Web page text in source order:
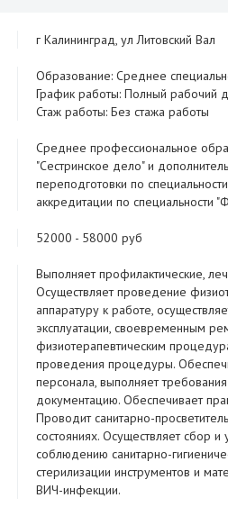
г Калининград, ул Литовский Вал
Образование: Среднее
График работы: Полный рабочий
Стаж работы: Без стажа работы
Среднее профессиональное
"Сестринское дело" и
переподготовки по
аккредитации по специальности
52000 - 58000 руб
Выполняет профилактические,
Осуществляет проведение
аппаратуру к работе,
эксплуатации, своевременным
физиотерапевтическим
проведения процедуры.
персонала, выполняет
документацию. Обеспечивает
Проводит санитарно-
состояниях. Осуществляет сбор
соблюдению санитарно-
стерилизации инструментов и
ВИЧ-инфекции.